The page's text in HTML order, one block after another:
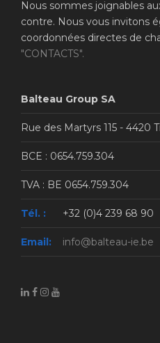
Nous sommes joignables
contre. Nous vous invitons
coordonnées directes de
"CONTACTS".
Balteau Group SA
Rue des Martyrs 115 - 4420
BCE : 0654.759.304
TVA : BE 0654.759.304
Tél. : +32 (0)4 239 68 90
Email: info@balteau-ie.be